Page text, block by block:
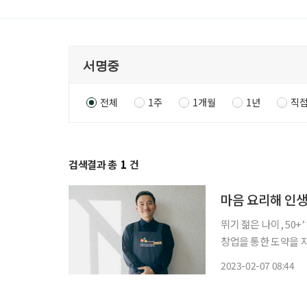
전체 1주 1개월 1년 직
검색결과 총 1 건
마음 요리해 인
뛰기 젊은 나이, 50+’ 캠페인 ‘브라보 마이 라이프’와 ‘서울시50플
창업을 통한 도약을
2023-02-07 08:44